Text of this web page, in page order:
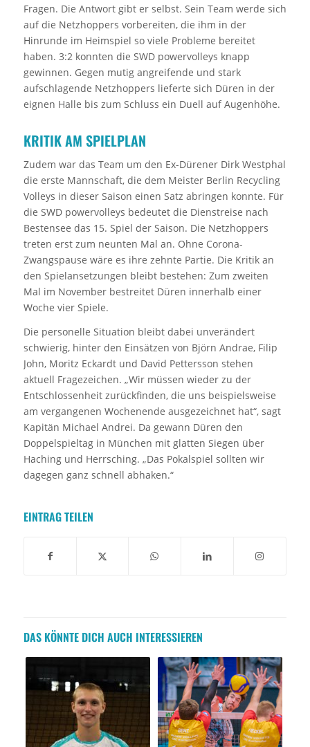
Fragen. Die Antwort gibt er selbst. Sein Team werde sich
auf die Netzhoppers vorbereiten, die ihm in der
Hinrunde im Heimspiel so viele Probleme bereitet
haben. 3:2 konnten die SWD powervolleys knapp
gewinnen. Gegen mutig angreifende und stark
aufschlagende Netzhoppers lieferte sich Düren in der
eignen Halle bis zum Schluss ein Duell auf Augenhöhe.
KRITIK AM SPIELPLAN
Zudem war das Team um den Ex-Dürener Dirk Westphal
die erste Mannschaft, die dem Meister Berlin Recycling
Volleys in dieser Saison einen Satz abringen konnte. Für
die SWD powervolleys bedeutet die Dienstreise nach
Bestensee das 15. Spiel der Saison. Die Netzhoppers
treten erst zum neunten Mal an. Ohne Corona-
Zwangspause wäre es ihre zehnte Partie. Die Kritik an
den Spielansetzungen bleibt bestehen: Zum zweiten
Mal im November bestreitet Düren innerhalb einer
Woche vier Spiele.
Die personelle Situation bleibt dabei unverändert
schwierig, hinter den Einsätzen von Björn Andrae, Filip
John, Moritz Eckardt und David Pettersson stehen
aktuell Fragezeichen. „Wir müssen wieder zu der
Entschlossenheit zurückfinden, die uns beispielsweise
am vergangenen Wochenende ausgezeichnet hat“, sagt
Kapitän Michael Andrei. Da gewann Düren den
Doppelspieltag in München mit glatten Siegen über
Haching und Herrsching. „Das Pokalspiel sollten wir
dagegen ganz schnell abhaken.“
EINTRAG TEILEN
DAS KÖNNTE DICH AUCH INTERESSIEREN